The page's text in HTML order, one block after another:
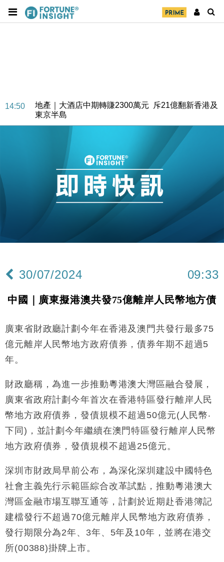
14:50
地產｜大酒店中期轉賺2300萬元 斥21億翻新香港及
東京半島
國際｜特朗普赴洛杉磯高球場活動前 男子攜槍彈被捕
財經｜香港7月PMI回落至51 企業擴張放慢兼縮減人
財經｜黑石傳再籌逾360億美元 支援Anthropic租用
Google晶片
10:57
財經｜美商務部擬擴大金屬關稅範圍 14類產品或加徵
本地｜新世界K11 9月升級會員制度 增鉑金卡級別鎖
16:33
財經｜滙控重啟最多10億美元回購 派息比率目標維持
15:11
財經｜SHEIN傳最快8月中招股 估值料降至400億美
13:49
本地｜HK Express推飛行套票 兩程低至448元加2元
可多飛一程
14:50
13:12
國際｜特朗普赴洛杉磯高球場活動前 男子攜槍彈被捕
12:30
財經｜香港7月PMI回落至51 企業擴張放慢兼縮減人
手
11:40
財經｜黑石傳再籌逾360億美元 支援Anthropic租用
25%
18:15
本地｜新世界K11 9月升級會員制度 增鉑金卡級別鎖
定高消費客群
17:40
財經｜本港6月零售額連升14個月 珠寶鐘錶銷售升勢
最強
16:33
財經｜滙控重啟最多10億美元回購 派息比率目標維持
50%
15:11
財經｜SHEIN傳最快8月中招股 估值料降至400億美
30/07/2024 09:33
中國｜廣東擬港澳共發75億離岸人民幣地方債
廣東省財政廳計劃今年在香港及澳門共發行最多75
億元離岸人民幣地方政府債券，債券年期不超過5
年。
財政廳稱，為進一步推動粵港澳大灣區融合發展，
廣東省政府計劃今年首次在香港特區發行離岸人民
幣地方政府債券，發債規模不超過50億元(人民幣‧
下同)，並計劃今年繼續在澳門特區發行離岸人民幣
地方政府債券，發債規模不超過25億元。
深圳市財政局早前公布，為深化深圳建設中國特色
社會主義先行示範區綜合改革試點，推動粵港澳大
灣區金融市場互聯互通等，計劃於近期赴香港簿記
建檔發行不超過70億元離岸人民幣地方政府債券，
發行期限分為2年、3年、5年及10年，並將在港交
所(00388)掛牌上市。